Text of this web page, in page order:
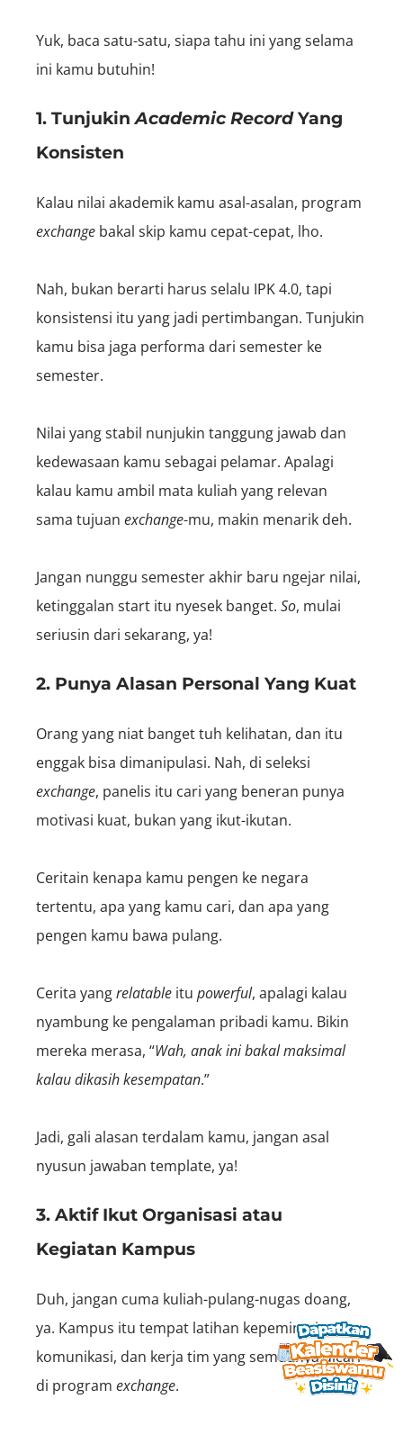
Yuk, baca satu-satu, siapa tahu ini yang selama
ini kamu butuhin!
1. TunjukinAcademic RecordYang
Konsisten
Kalau nilai akademik kamu asal-asalan, program
exchange bakal skip kamu cepat-cepat, lho.
Nah, bukan berarti harus selalu IPK 4.0, tapi
konsistensi itu yang jadi pertimbangan. Tunjukin
kamu bisa jaga performa dari semester ke
semester.
Nilai yang stabil nunjukin tanggung jawab dan
kedewasaan kamu sebagai pelamar. Apalagi
kalau kamu ambil mata kuliah yang relevan
sama tujuan exchange-mu, makin menarik deh.
Jangan nunggu semester akhir baru ngejar nilai,
ketinggalan start itu nyesek banget. So, mulai
seriusin dari sekarang, ya!
2. Punya Alasan Personal Yang Kuat
Orang yang niat banget tuh kelihatan, dan itu
enggak bisa dimanipulasi. Nah, di seleksi
exchange, panelis itu cari yang beneran punya
motivasi kuat, bukan yang ikut-ikutan.
Ceritain kenapa kamu pengen ke negara
tertentu, apa yang kamu cari, dan apa yang
pengen kamu bawa pulang.
Cerita yangrelatable itu powerful, apalagi kalau
nyambung ke pengalaman pribadi kamu. Bikin
mereka merasa, “Wah, anak ini bakal maksimal
kalau dikasih kesempatan.”
Jadi, gali alasan terdalam kamu, jangan asal
nyusun jawaban template, ya!
3. Aktif Ikut Organisasi atau
Kegiatan Kampus
Duh, jangan cuma kuliah-pulang-nugas doang,
ya. Kampus itu tempat latihan kepemimpinan,
komunikasi, dan kerja tim yang semuanya dicari
di program exchange.